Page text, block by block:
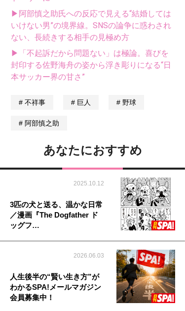
▶阿部慎之助氏への反応で見える“結婚しては
いけない男”の境界線。SNSの論争に惑わされ
ない、長続きする相手の見極め方
▶「不起訴だから問題ない」は極論。喜びを
封印する佐野海舟の姿から浮き彫りになる“日
本サッカー界の甘さ”
不祥事 巨人 野球
阿部慎之助
あなたにおすすめ
2025.10.12
3匹の犬と送る、温かな日常
／漫画『The Dogfather ド
ッグフ…
2026.06.03
人生後半の“賢い生き方”が
わかるSPA!メールマガジン
会員募集中！